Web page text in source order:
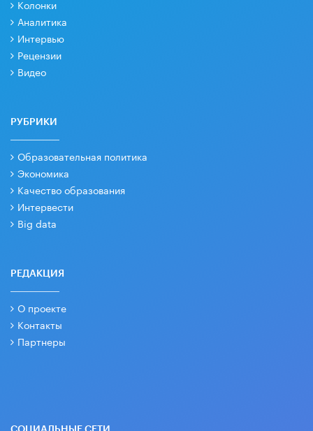
Колонки
Аналитика
Интервью
Рецензии
Видео
РУБРИКИ
Образовательная политика
Экономика
Качество образования
Интервести
Big data
РЕДАКЦИЯ
О проекте
Контакты
Партнеры